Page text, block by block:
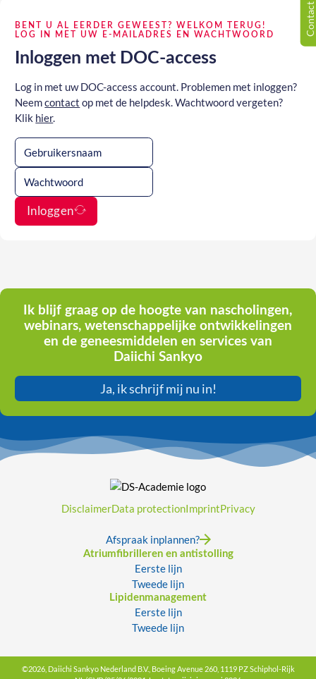
BENT U AL EERDER GEWEEST? WELKOM TERUG!
LOG IN MET UW E-MAILADRES EN WACHTWOORD
Inloggen met DOC-access
Log in met uw DOC-access account. Problemen met inloggen?
Neemcontact op met de helpdesk. Wachtwoord vergeten?
Klik hier.
Inloggen
Ik blijf graag op de hoogte van nascholingen,
webinars, wetenschappelijke ontwikkelingen
en de geneesmiddelen en services van
Daiichi Sankyo
Ja, ik schrijf mij nu in!
DisclaimerData protectionImprintPrivacy
Afspraak inplannen?
Atriumfibrilleren en antistolling
Eerste lijn
Tweede lijn
Lipidenmanagement
Eerste lijn
Tweede lijn
©2026, Daiichi Sankyo Nederland B.V., Boeing Avenue 260, 1119 PZ Schiphol-Rijk
Contact